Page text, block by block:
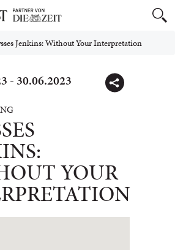
Jenkins: Without Your Interpretation
- 30.06.2023
YOUR